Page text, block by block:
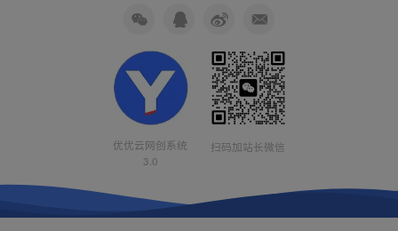
优优云网创系统
3.0
扫码加站长微信